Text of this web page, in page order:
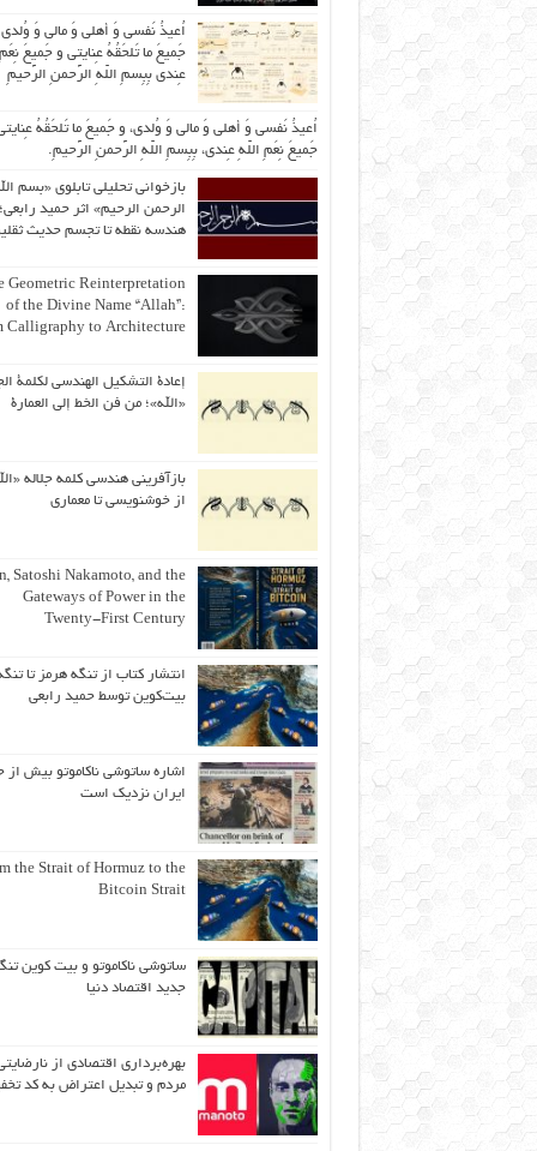
اُعیذُ نَفسی وَ أهلی وَ مالی وَ
جَمیعَ ما تَلحَقُهُ عِنایتی و جَمیعَ نِعَمِ
عِندی بِبِسمِ اللّهِ الرَّحمنِ الرَّحیمِ
اُعیذُ نَفسی وَ أهلی وَ مالی وَ وُلدی، و جَمیعَ ما تَلحَقُهُ
جَمیعَ نِعَمِ اللّهِ عِندی، بِبِسمِ اللّهِ الرَّحمنِ الرَّحیمِ.
بازخوانی تحلیلی تابلوی «بسم
الرحمن الرحیم» اثر حمید رابعی؛
هندسه نقطه تا تجسم حدیث
Geometric Reinterpretation
of the Divine Name “Allah”:
Calligraphy to Architecture
إعادة التشكيل الهندسي لكلمة
«الله»؛ من فن الخط إلى العمارة
بازآفرینی هندسی کلمه جلاله
از خوشنویسی تا معماری
Satoshi Nakamoto, and the
Gateways of Power in the
Twenty-First Century
انتشار کتاب از تنگه هرمز تا
بیت‌کوین توسط حمید رابعی
اشاره ساتوشی ناکاموتو بیش از
ایران نزدیک است
the Strait of Hormuz to the
Bitcoin Strait
ساتوشی ناکاموتو و بیت کوین
جدید اقتصاد دنیا
بهره‌برداری اقتصادی از
مردم و تبدیل اعتراض به کد